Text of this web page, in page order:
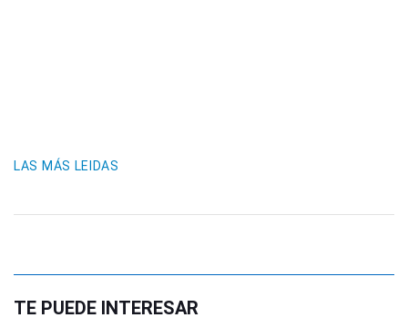
LAS MÁS LEIDAS
TE PUEDE INTERESAR